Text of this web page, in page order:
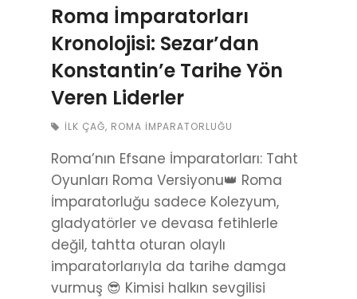
Roma İmparatorları
Kronolojisi: Sezar’dan
Konstantin’e Tarihe Yön
Veren Liderler
İLK ÇAĞ, ROMA İMPARATORLUĞU
Roma’nın Efsane İmparatorları: Taht
Oyunları Roma Versiyonu👑 Roma
İmparatorluğu sadece Kolezyum,
gladyatörler ve devasa fetihlerle
değil, tahtta oturan olaylı
imparatorlarıyla da tarihe damga
vurmuş 😎 Kimisi halkın sevgilisi